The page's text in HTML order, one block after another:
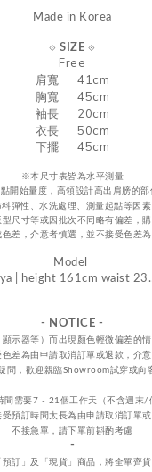
Made in Korea
⟐SIZE ⟐
Free
肩寬 ｜ 41 cm
胸寬 ｜ 45cm
袖長 ｜ 20cm
衣長 ｜ 50cm
下擺 ｜ 45cm
※本尺寸表皆為水平測量
開始量度，高領設計高出肩膀的
彈性、水洗處理、測量起點等因
尺寸等或因批次不同略有偏差，
差，介意者慎選， 並不接受色差
Model
| height 161cm waist
- NOTICE -
顯示器等 ）而出現顏色輕微偏差的
色差為由申請取消訂單或退款， 介
問，歡迎親臨Showroom試穿或向
間需要7 - 21個工作天（不含週末/
受預訂時間太長為由申請取消訂單
不接急單，請下單前斟酌考慮
-
預訂」及「現貨」商品，將全單齊